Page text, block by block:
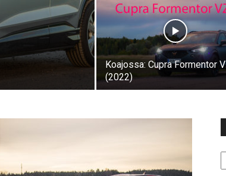
Koajossa: Cupra Formentor
(2022)